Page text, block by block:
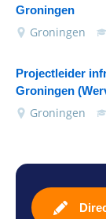
Groningen
Groningen
Projectleider
Groningen
Groningen